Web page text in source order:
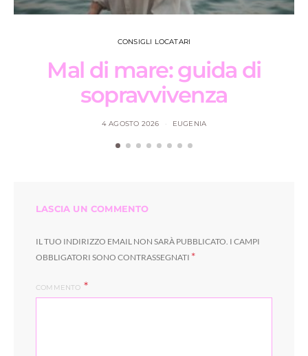
CONSIGLI LOCATARI
Mal di mare: guida di
sopravvivenza
4 AGOSTO 2026 EUGENIA
LASCIA UN COMMENTO
IL TUO INDIRIZZO EMAIL NON SARÀ PUBBLICATO. I CAMPI
OBBLIGATORI SONO CONTRASSEGNATI *
COMMENTO